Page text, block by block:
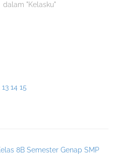
dalam "Kelasku"
13 14 15
8B Semester Genap SMP